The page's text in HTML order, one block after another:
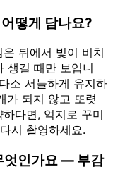
떻게 담나요?
뒤에서 빛이 비치
생길 때만 보입니
소 서늘하게 유지하
가 되지 않고 또렷
다면, 억지로 꾸미
시 촬영하세요.
엇인가요 — 부감